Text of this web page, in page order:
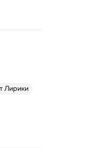
Лирики